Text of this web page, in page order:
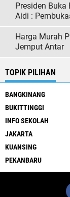
Presiden Buka
Aidi :
Harga Murah
Jemput Antar
TOPIK PILIHAN
BANGKINANG
BUKITTINGGI
INFO SEKOLAH
JAKARTA
KUANSING
PEKANBARU